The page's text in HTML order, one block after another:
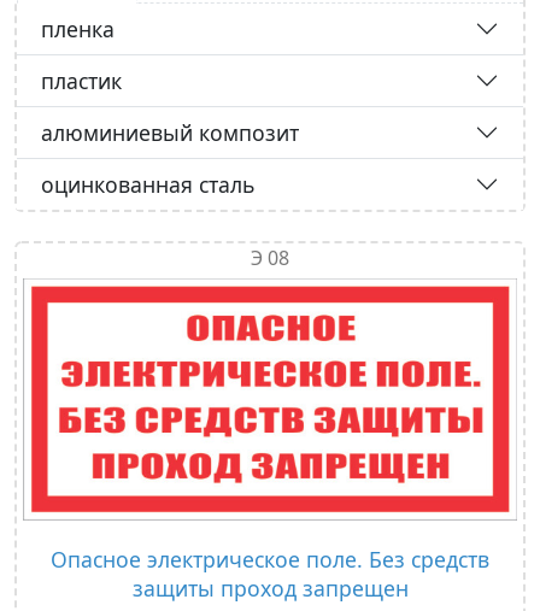
пленка
пластик
алюминиевый композит
оцинкованная сталь
Э 08
Опасное электрическое поле. Без средств
защиты проход запрещен